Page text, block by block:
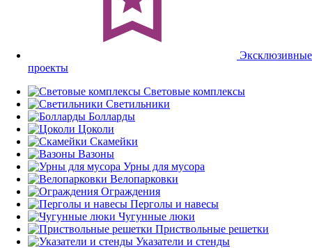
Эксклюзивные
проекты
Световые комплексы
Светильники
Болларды
Цоколи
Скамейки
Вазоны
Урны для мусора
Велопарковки
Ограждения
Перголы и навесы
Чугунные люки
Приствольные решетки
Указатели и стенды